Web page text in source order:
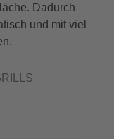
Dadurch
und mit viel